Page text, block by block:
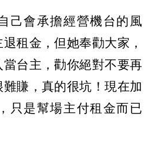
己會承擔經營機台的風
租金，但她奉勸大家，
當台主，勸你絕對不要再
賺，真的很坑！現在加
只是幫場主付租金而已